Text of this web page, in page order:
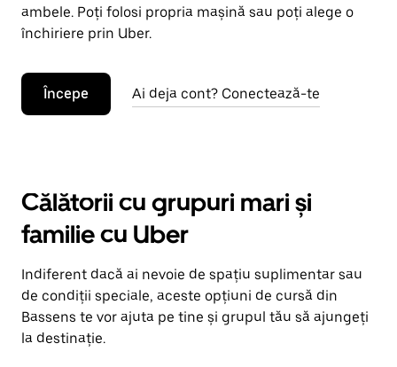
ambele. Poți folosi propria mașină sau poți alege o
închiriere prin Uber.
Începe Ai deja cont? Conectează-te
Călătorii cu grupuri mari și
familie cu Uber
Indiferent dacă ai nevoie de spațiu suplimentar sau
de condiții speciale, aceste opțiuni de cursă din
Bassens te vor ajuta pe tine și grupul tău să ajungeți
la destinație.